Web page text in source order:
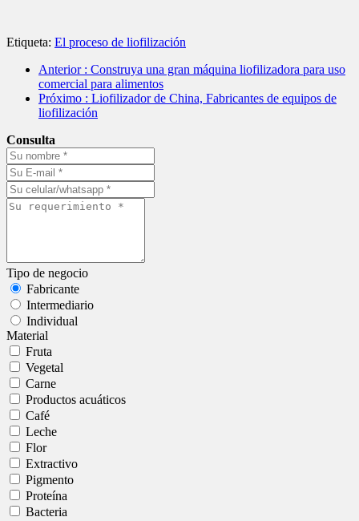
Etiqueta: El proceso de liofilización
Anterior : Construya una gran máquina liofilizadora para uso
comercial para alimentos
Próximo : Liofilizador de China, Fabricantes de equipos de
liofilización
Consulta
Tipo de negocio
Fabricante
Intermediario
Individual
Material
Fruta
Vegetal
Carne
Productos acuáticos
Café
Leche
Flor
Extractivo
Pigmento
Proteína
Bacteria